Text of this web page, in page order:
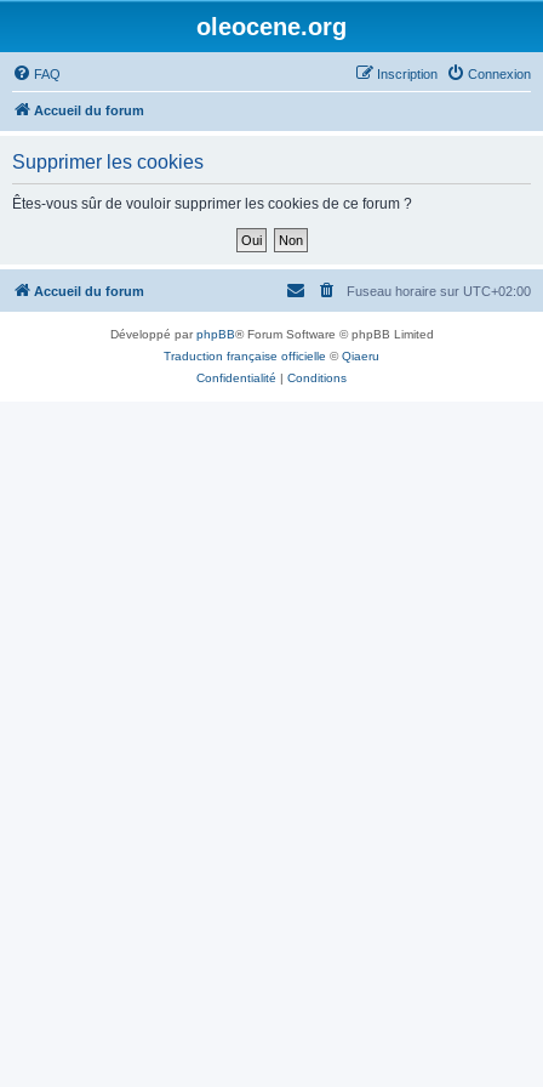
oleocene.org
FAQ Connexion
Inscription
Accueil du forum
Supprimer les cookies
Êtes-vous sûr de vouloir supprimer les cookies de ce forum ?
Accueil du forum Fuseau horaire sur UTC+02:00
Développé parphpBB® Forum Software © phpBB Limited
Traduction française officielle ©Qiaeru
Confidentialité | Conditions